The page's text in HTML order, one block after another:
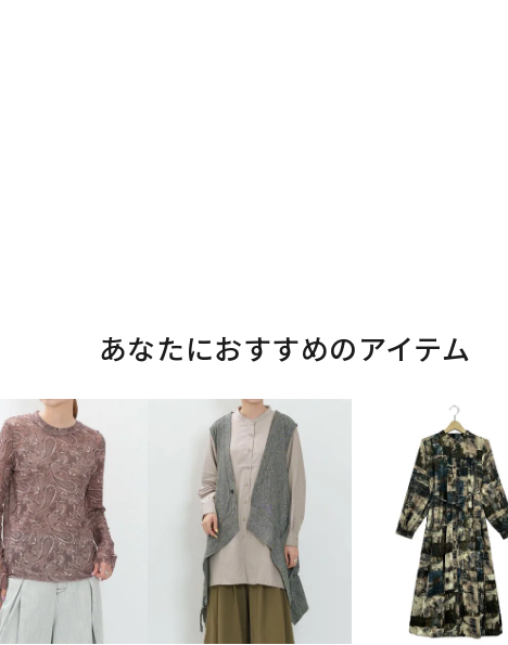
あなたにおすすめのアイテム